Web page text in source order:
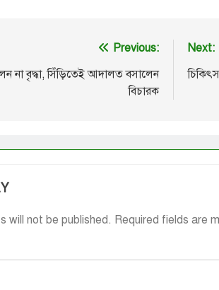
Previous:
না বৃদ্ধা, সিঁড়িতেই আদালত বসালেন
বিচারক
Next:
will not be published. Required fields are